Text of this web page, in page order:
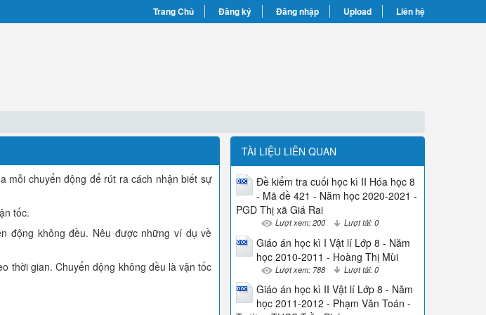
Trang Chủ Đăng ký Đăng nhập Upload Liên hệ
mỗi chuyển động để rút ra cách nhận biết sự
tốc.
động không đều. Nêu được những ví dụ về
thời gian. Chuyển động không đều là vận tốc
TÀI LIỆU LIÊN QUAN
Đề kiểm tra cuối học kì II Hóa học 8
- Mã đề 421 - Năm học 2020-2021 -
PGD Thị xã Giá Rai
Lượt xem: 200 Lượt tải: 0
Giáo án học kì I Vật lí Lớp 8 - Năm
học 2010-2011 - Hoàng Thị Mùi
Lượt xem: 788 Lượt tải: 0
Giáo án học kì II Vật lí Lớp 8 - Năm
học 2011-2012 - Phạm Văn Toán -